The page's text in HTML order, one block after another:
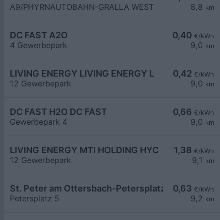
8,8 km
A9/PHYRNAUTOBAHN-GRALLA WEST
0,40 €/kWh
9,0 km
DC FAST A2O
4 Gewerbepark
0,42 €/kWh
9,0 km
LIVING ENERGY LIVING ENERGY L
12 Gewerbepark
0,66 €/kWh
9,0 km
DC FAST H2O DC FAST
Gewerbepark 4
1,38 €/kWh
9,1 km
LIVING ENERGY MTI HOLDING HYC
12 Gewerbepark
0,63 €/kWh
9,2 km
St. Peter am Ottersbach-Petersplatz 5
Petersplatz 5